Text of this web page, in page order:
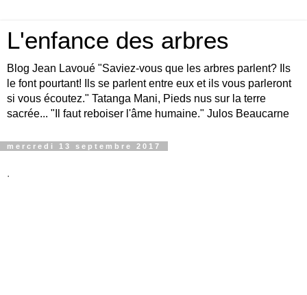
L'enfance des arbres
Blog Jean Lavoué "Saviez-vous que les arbres parlent? Ils
le font pourtant! Ils se parlent entre eux et ils vous parleront
si vous écoutez." Tatanga Mani, Pieds nus sur la terre
sacrée... "Il faut reboiser l'âme humaine." Julos Beaucarne
mercredi 13 septembre 2017
.